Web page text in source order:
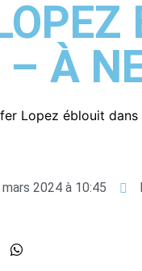
– À
Lopez éblouit dans
2024 à 10:45